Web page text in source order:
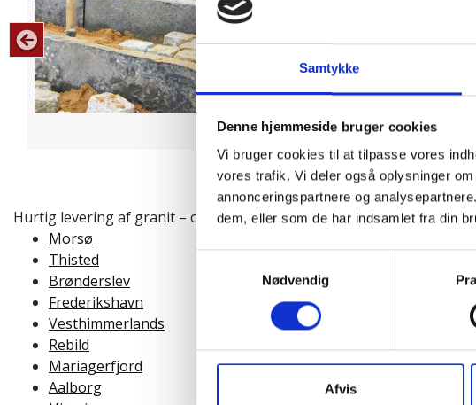
Samtykke
Denne hjemmeside bruger cookies
Vi bruger cookies til at tilpasse vores
vores trafik. Vi deler også oplysninger
annonceringspartnere og
dem, eller som de har indsamlet fra din
Nødvendig
Afvis
​​​​​​​Hurtig levering af granit – også til nærliggende byer. Vi leverer til
Morsø
Thisted
Brønderslev
Frederikshavn
Vesthimmerlands
Rebild
Mariagerfjord
Aalborg